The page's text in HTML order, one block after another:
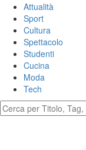
Attualità
Sport
Cultura
Spettacolo
Studenti
Cucina
Moda
Tech